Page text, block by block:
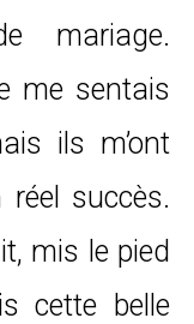
mariage.
me sentais
ils m’ont
succès.
mis le pied
cette belle